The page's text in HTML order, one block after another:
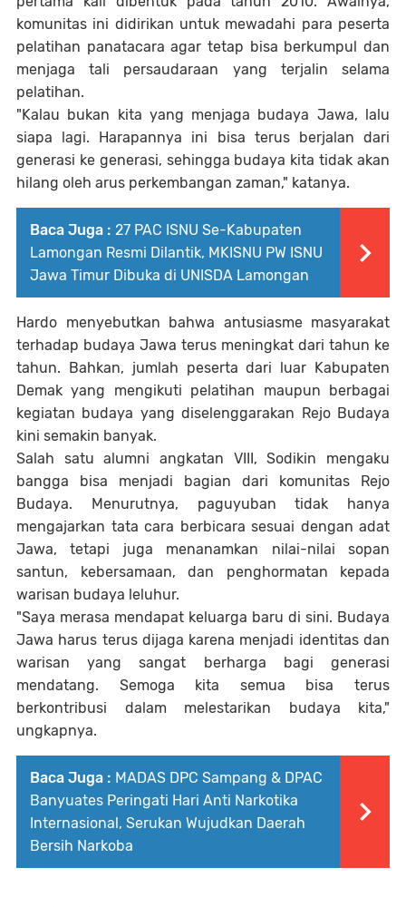
komunitas ini didirikan untuk mewadahi para peserta
pelatihan panatacara agar tetap bisa berkumpul dan
menjaga tali persaudaraan yang terjalin selama
pelatihan.
"Kalau bukan kita yang menjaga budaya Jawa, lalu
siapa lagi. Harapannya ini bisa terus berjalan dari
generasi ke generasi, sehingga budaya kita tidak akan
hilang oleh arus perkembangan zaman," katanya.
Baca Juga : 27 PAC ISNU Se-Kabupaten
Lamongan Resmi Dilantik, MKISNU PW ISNU
Jawa Timur Dibuka di UNISDA Lamongan
Hardo menyebutkan bahwa antusiasme masyarakat
terhadap budaya Jawa terus meningkat dari tahun ke
tahun. Bahkan, jumlah peserta dari luar Kabupaten
Demak yang mengikuti pelatihan maupun berbagai
kegiatan budaya yang diselenggarakan Rejo Budaya
kini semakin banyak.
Salah satu alumni angkatan VIII, Sodikin mengaku
bangga bisa menjadi bagian dari komunitas Rejo
Budaya. Menurutnya, paguyuban tidak hanya
mengajarkan tata cara berbicara sesuai dengan adat
Jawa, tetapi juga menanamkan nilai-nilai sopan
santun, kebersamaan, dan penghormatan kepada
warisan budaya leluhur.
"Saya merasa mendapat keluarga baru di sini. Budaya
Jawa harus terus dijaga karena menjadi identitas dan
warisan yang sangat berharga bagi generasi
mendatang. Semoga kita semua bisa terus
berkontribusi dalam melestarikan budaya kita,"
ungkapnya.
Baca Juga : MADAS DPC Sampang & DPAC
Banyuates Peringati Hari Anti Narkotika
Internasional, Serukan Wujudkan Daerah
Bersih Narkoba